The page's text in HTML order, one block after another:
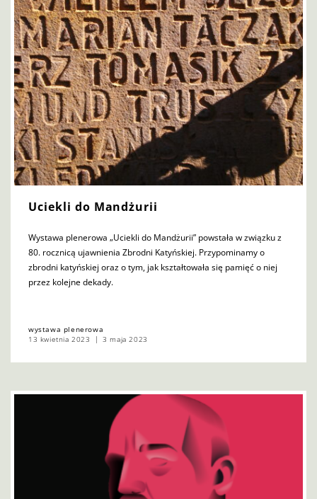
Uciekli do Mandżurii
Wystawa plenerowa „Uciekli do Mandżurii” powstała w związku z
80. rocznicą ujawnienia Zbrodni Katyńskiej. Przypominamy o
zbrodni katyńskiej oraz o tym, jak kształtowała się pamięć o niej
przez kolejne dekady.
wystawa plenerowa
13 kwietnia 2023
3 maja 2023